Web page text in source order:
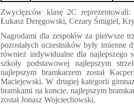
Zwycięzców klasę 2C
Łukasz Deręgowski, Cezary Śmigiel,
Nagrodami dla zespołów za pierwsze
pozostałych uczestników były imienne
również indywidualne dla najlepszego
szkoły podstawowej najlepszym
najlepszym bramkarzem został
Maciejewski. W drugiej kategorii
bramkami na koncie, najlepszym
został Jonasz Wojciechowski.